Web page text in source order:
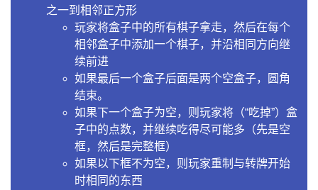
之一到相邻正方形
玩家将盒子中的所有棋子拿走，然后在每个
相邻盒子中添加一个棋子，并沿相同方向继
续前进
如果最后一个盒子后面是两个空盒子，圆角
结束。
如果下一个盒子为空，则玩家将（“吃掉”）盒
子中的点数，并继续吃得尽可能多（先是空
框，然后是完整框）
如果以下框不为空，则玩家重制与转牌开始
时相同的东西